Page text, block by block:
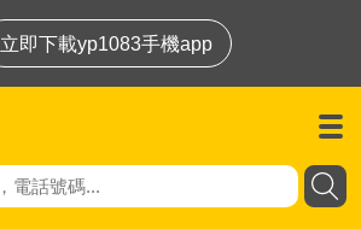
立即下載yp1083手機app